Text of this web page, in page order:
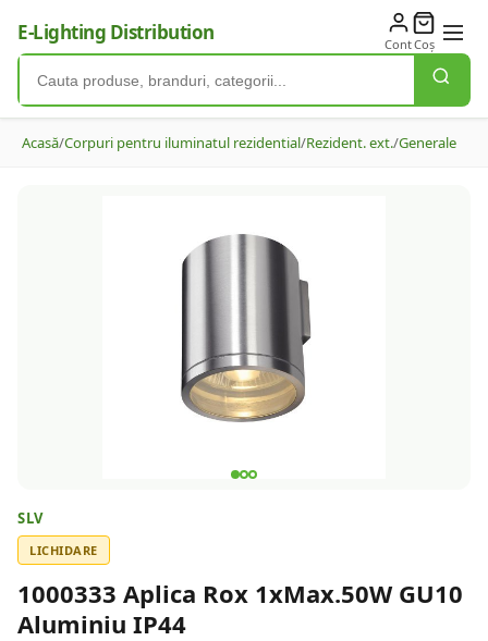
E-Lighting Distribution ContCoș
Acasă/Corpuri pentru iluminatul rezidential/Rezident. ext./Generale
SLV
LICHIDARE
1000333 Aplica Rox 1xMax.50W GU10
Aluminiu IP44